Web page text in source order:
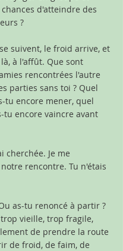
d'atteindre des
?
suivent, le froid arrive, et
à l'affût. Que sont
rencontrées l'autre
parties sans toi ? Quel
tu encore mener, quel
tu encore vaincre avant
cherchée. Je me
rencontre. Tu n'étais
as-tu renoncé à partir ?
vieille, trop fragile,
de prendre la route
de froid, de faim, de